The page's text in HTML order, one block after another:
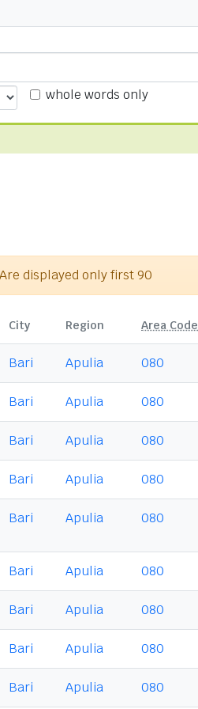
whole words only
displayed only first 90
City Region Area Code
Bari Apulia 080
Bari Apulia 080
Bari Apulia 080
Bari Apulia 080
Bari Apulia 080
Bari Apulia 080
Bari Apulia 080
Bari Apulia 080
Bari Apulia 080